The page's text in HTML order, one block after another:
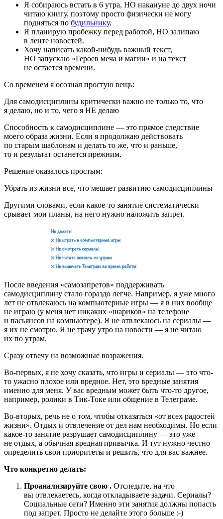
Я собираюсь встать в 6 утра, НО накануне до двух ночи
читаю книгу, поэтому просто физически не могу
подняться по будильнику.
Я планирую пробежку перед работой, НО залипаю
в ленте новостей.
Хочу написать какой-нибудь важный текст,
НО запускаю «Героев меча и магии» и на текст
не остается времени.
Со временем я осознал простую вещь:
Для самодисциплины критически важно не только то, что
я делаю, но и то, чего я НЕ делаю
Способность к самодисциплине — это прямое следствие
моего образа жизни. Если я продолжаю действовать
по старым шаблонам и делать то же, что и раньше,
то и результат останется прежним.
Решение оказалось простым:
Убрать из жизни все, что мешает развитию самодисциплины
Другими словами, если какое-то занятие систематически
срывает мои планы, на него нужно наложить запрет.
После введения «самозапретов» поддерживать
самодисциплину стало гораздо легче. Например, я уже много
лет не отвлекаюсь на компьютерные игры — я в них вообще
не играю (у меня нет никаких «шариков» на телефоне
и пасьянсов на компьютере). Я не отвлекаюсь на сериалы —
я их не смотрю. Я не трачу утро на новости — я не читаю
их по утрам.
Сразу отвечу на возможные возражения.
Во-первых, я не хочу сказать, что игры и сериалы — это что-
то ужасно плохое или вредное. Нет, это вредные занятия
именно для меня. У вас вредным может быть что-то другое,
например, ролики в Тик-Токе или общение в Телеграме.
Во-вторых, речь не о том, чтобы отказаться «от всех радостей
жизни». Отдых и отвлечение от дел нам необходимы. Но если
какое-то занятие разрушает самодисциплину — это уже
не отдых, а обычная вредная привычка. И тут нужно честно
определить свои приоритеты и решить, что для вас важнее.
Что конкретно делать:
Проанализируйте свою . Отследите, на что
вы отвлекаетесь, когда откладываете задачи. Сериалы?
Социальные сети? Именно эти занятия должны попасть
под запрет. Просто не делайте этого больше :-)